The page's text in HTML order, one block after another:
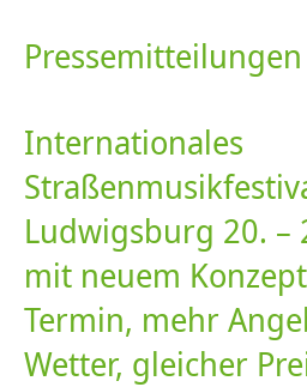
Pressemitteilungen
Internationales
Ludwigsburg 20. –
mit neuem
Termin, mehr
Wetter, gleicher